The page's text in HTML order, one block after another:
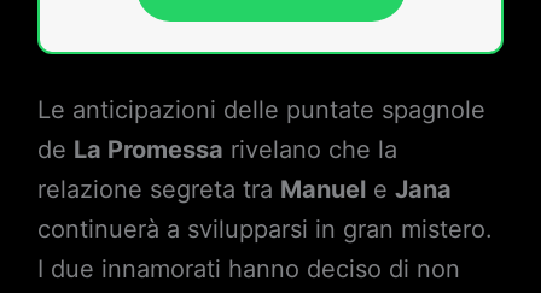
Le anticipazioni delle puntate spagnole
de La Promessa rivelano che la
relazione segreta tra Manuele Jana
continuerà a svilupparsi in gran mistero.
I due innamorati hanno deciso di non